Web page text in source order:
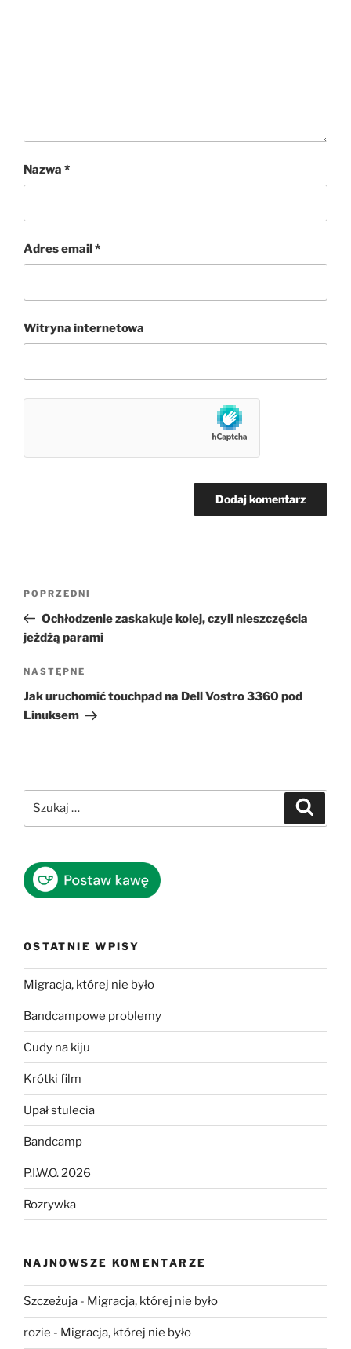
Nazwa *
Adres email*
Witryna internetowa
Nawigacja
Poprzedni
wpis
POPRZEDNI
Ochłodzenie zaskakuje kolej, czyli nieszczęścia
jeżdżą parami
Następny
wpis
NASTĘPNE
Jak uruchomić touchpad na Dell Vostro 3360 pod
Linuksem
OSTATNIE WPISY
Migracja, której nie było
Bandcampowe problemy
Cudy na kiju
Krótki film
Upał stulecia
Bandcamp
P.I.W.O. 2026
Rozrywka
NAJNOWSZE KOMENTARZE
Szczeżuja - Migracja, której nie było
rozie - Migracja, której nie było